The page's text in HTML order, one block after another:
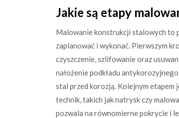
Jakie są etapy
Malowanie konstrukcji stalowych to
zaplanować i wykonać. Pierwszym
czyszczenie, szlifowanie oraz
nałożenie podkładu
stal przed korozją. Kolejnym etapem
technik, takich jak natrysk czy
pozwala na równomierne pokrycie i